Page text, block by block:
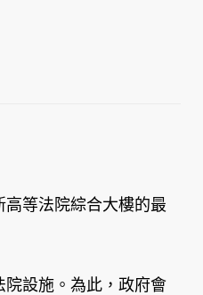
等法院綜合大樓的最
設施。為此，政府會